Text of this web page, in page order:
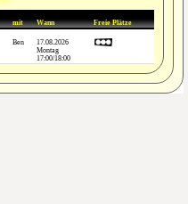
mit Wann Freie Plätze
Ben
17.08.2026
Montag
17:00/18:00